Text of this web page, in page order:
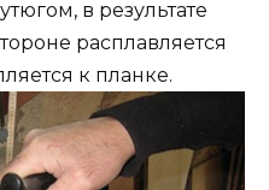
в результате
расплавляется
к планке.